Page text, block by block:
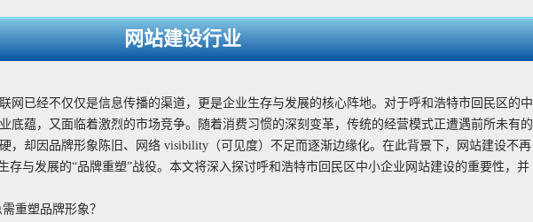
网站建设行业
网已经不仅仅是信息传播的渠道，更是企业生存与发展的核心阵地。对于呼和浩特市回民区的中
底蕴，又面临着激烈的市场竞争。随着消费习惯的深刻变革，传统的经营模式正遭遇前所未有的
，却因品牌形象陈旧、网络 visibility（可见度）不足而逐渐边缘化。在此背景下，网站建设不再
存与发展的“品牌重塑”战役。本文将深入探讨呼和浩特市回民区中小企业网站建设的重要性，并
重塑品牌形象？